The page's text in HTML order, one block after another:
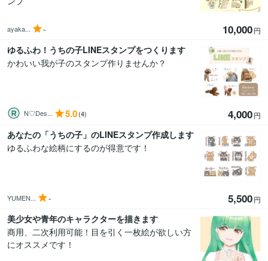
ayaka... - 10,000円
ゆるふわ！うちの子LINEスタンプをつくります
かわいい我が子のスタンプ作りませんか？
N♡Des... 5.0(4) 4,000円
あなたの「うちの子」のLINEスタンプ作成します
ゆるふわな絵柄にするのが得意です！
YUMEN... - 5,500円
美少女や青年のキャラクターを描きます
商用、二次利用可能！目を引く一枚絵が欲しい方
にオススメです！